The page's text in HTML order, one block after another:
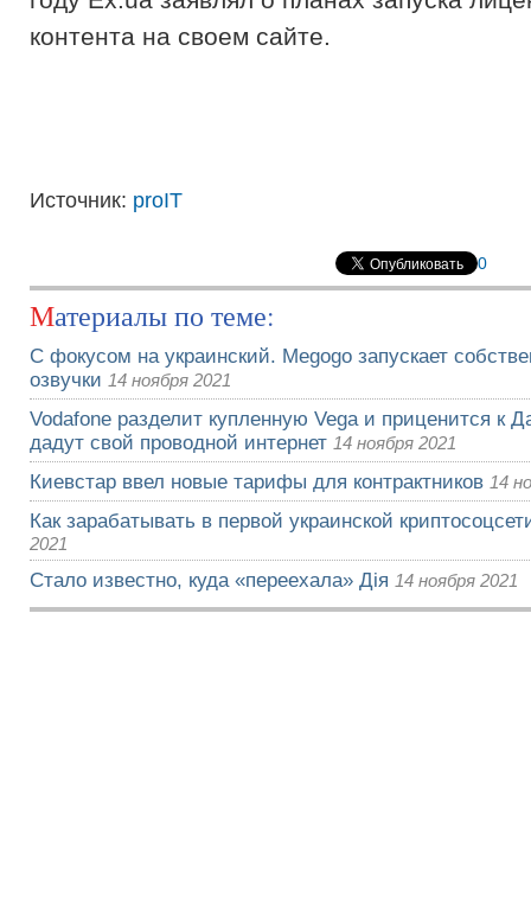
контента на своем сайте.
Источник: proIT
0
Материалы по теме:
С фокусом на украинский. Megogo запускает
озвучки 14 ноября 2021
Vodafone разделит купленную Vega и приценится к
дадут свой проводной интернет 14 ноября 2021
Киевстар ввел новые тарифы для контрактников 14
Как зарабатывать в первой украинской
2021
Стало известно, куда «переехала» Дія 14 ноября 2021